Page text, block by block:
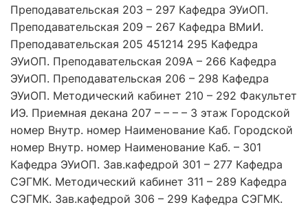
Преподавательская 203 – 297 Кафедра ЭУиОП.
Преподавательская 209 – 267 Кафедра ВМиИ.
Преподавательская 205 451214 295 Кафедра
ЭУиОП. Преподавательская 209А – 266 Кафедра
ЭУиОП. Преподавательская 206 – 298 Кафедра
ЭУиОП. Методический кабинет 210 – 292 Факультет
ИЭ. Приемная декана 207 – – – – 3 этаж Городской
номер Внутр. номер Наименование Каб. Городской
номер Внутр. номер Наименование Каб. – 301
Кафедра ЭУиОП. Зав.кафедрой 301 – 277 Кафедра
СЭГМК. Методический кабинет 311 – 289 Кафедра
СЭГМК. Зав.кафедрой 306 – 299 Кафедра СЭГМК.